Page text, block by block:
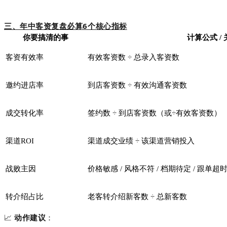
三、年中客资复盘必算6个核心指标
你要搞清的事 计算公式 /
客资有效率 有效客资数 ÷ 总录入客资数
邀约进店率 到店客资数 ÷ 有效沟通客资数
成交转化率 签约数 ÷ 到店客资数（或÷有效客资数）
渠道ROI 渠道成交业绩 ÷ 该渠道营销投入
战败主因 价格敏感 / 风格不符 / 档期待定 / 跟单超
转介绍占比 老客转介绍新客数 ÷ 总新客数
📈动作建议 ：